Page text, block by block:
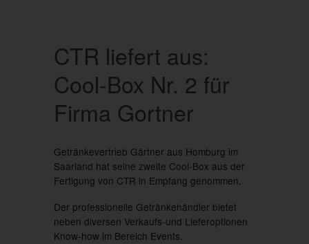
CTR liefert aus:
Cool-Box Nr. 2 für
Firma Gortner
Getränkevertrieb Gärtner aus Homburg im
Saarland hat seine zweite Cool-Box aus der
Fertigung von CTR in Empfang genommen.
Der professionelle Getränkehändler bietet
neben diversen Verkaufs-und Lieferoptionen
Know-how im Bereich Events.